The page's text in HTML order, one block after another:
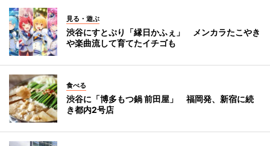
見る・遊ぶ
渋谷にすとぷり「縁日かふぇ」 メンカラたこやき
や楽曲流して育てたイチゴも
食べる
渋谷に「博多もつ鍋 前田屋」 福岡発、新宿に続
き都内2号店